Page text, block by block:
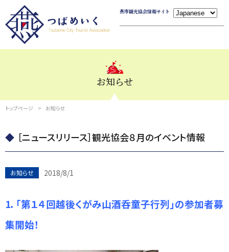
燕市観光協会情報サイト
お知らせ
トップページ お知らせ
［ニュースリリース］観光協会８月のイベント情報
お知らせ 2018/8/1
1． 「第１４回越後くがみ山酒呑童子行列」の参加者募
集開始！